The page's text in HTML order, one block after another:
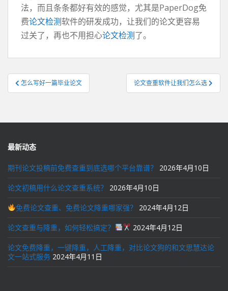
法，而且条条都好有效的感觉，尤其是PaperDog免
费论文检测软件的研发成功，让我们的论文更容易
过关了，再也不用担心论文检测了。
文
章
航
怎么写好一篇毕业论文 论文查重软件让我们怎么选
最新动态
期刊论文投稿前免费查重到底选哪个平台靠谱？ 2026年4月10日
论文初稿用什么论文查重系统？ 2026年4月10日
免费论文查重、免费论文降重哪家强？ 2024年4月12日
论文查重与降重，如何轻松搞定？ 2024年4月12日
论文免费降重，一键降重，人工降重，对比论文狗的和文思慧达论
文一站式服务 2024年4月11日